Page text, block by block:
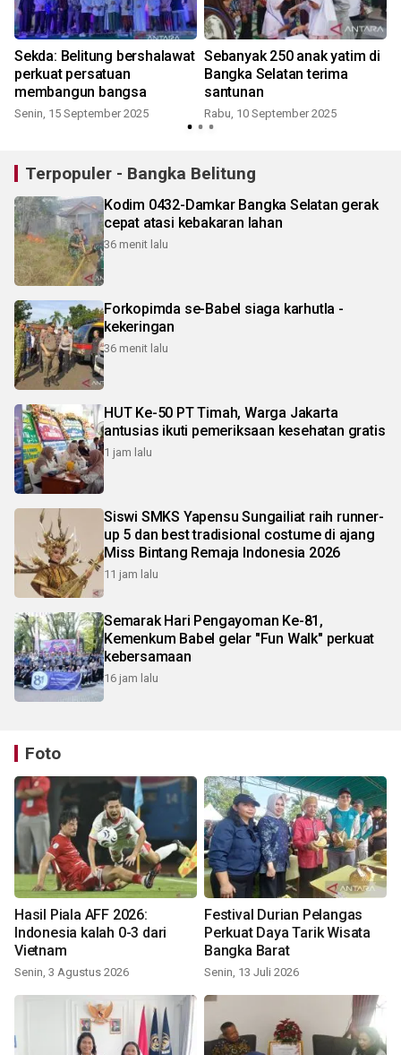
Sekda: Belitung bershalawat
perkuat persatuan
membangun bangsa
Senin, 15 September 2025
Sebanyak 250 anak yatim di
Bangka Selatan terima
santunan
Rabu, 10 September 2025
Terpopuler - Bangka Belitung
Kodim 0432-Damkar Bangka Selatan gerak
cepat atasi kebakaran lahan
36 menit lalu
Forkopimda se-Babel siaga karhutla -
kekeringan
36 menit lalu
HUT Ke-50 PT Timah, Warga Jakarta
antusias ikuti pemeriksaan kesehatan gratis
1 jam lalu
Siswi SMKS Yapensu Sungailiat raih runner-
up 5 dan best tradisional costume di ajang
Miss Bintang Remaja Indonesia 2026
11 jam lalu
Semarak Hari Pengayoman Ke-81,
Kemenkum Babel gelar "Fun Walk" perkuat
kebersamaan
16 jam lalu
Foto
Hasil Piala AFF 2026:
Indonesia kalah 0-3 dari
Vietnam
Senin, 3 Agustus 2026
Festival Durian Pelangas
Perkuat Daya Tarik Wisata
Bangka Barat
Senin, 13 Juli 2026